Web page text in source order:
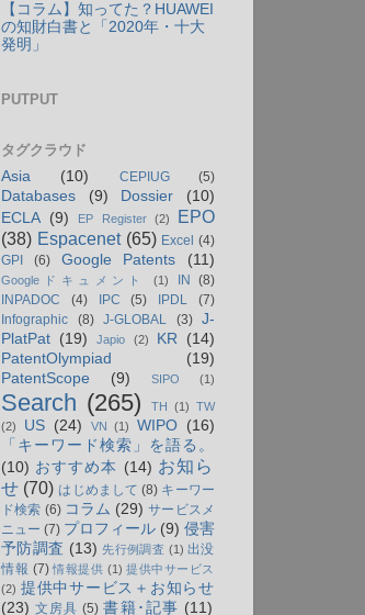
【コラム】知ってた？HUAWEI
の知財白書と「2020年・十大
発明」
PUTPUT
タグクラウド
Asia
(10) CEPIUG (5)
Databases (9) Dossier
(10)
ECLA (9) EP Register (2)
EPO
(38) Espacenet (65) Excel (4)
GPI
(6) Google Patents (11)
Googleドキュメント (1) IN
(8)
INPADOC
(4) IPC (5) IPDL
(7)
Infographic
(8) J-GLOBAL (3)
J-
PlatPat (19) Japio (2) KR
(14)
PatentOlympiad
(19)
PatentScope
(9) SIPO (1)
Search (265) TH (1) TW
(2)
US (24) VN (1) WIPO (16)
「キーワード検索」を語る。
(10) おすすめ本 (14) お知ら
せ (70) はじめまして (8) キーワー
ド検索 (6) コラム (29) サービスメ
ニュー (7) プロフィール (9) 侵害
予防調査 (13) 先行例調査 (1) 出没
情報 (7) 情報提供 (1) 提供中サービス
(2) 提供中サービス＋お知らせ
(23) 文房具 (5) 書籍･記事 (11)